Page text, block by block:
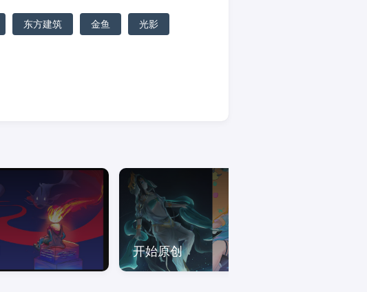
东方建筑 金鱼 光影
开始原创